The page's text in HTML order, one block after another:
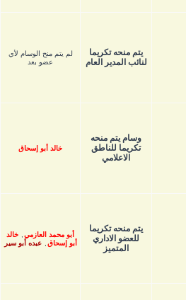
يتم منحه تكريما
لنائب المدير العام
لم يتم منح الوسام لأي
عضو بعد
وسام يتم منحه
تكريما للناطق
الاعلامي
خالد أبو إسحاق
يتم منحه تكريما
للعضو الاداري
المتميز
أبو محمد العازمي
خالد
أبو إسحاق
عبده أبو سير